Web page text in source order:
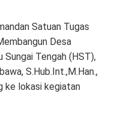
Satuan Tugas
Desa
Tengah (HST),
S.Hub.Int.,M.Han.,
ke lokasi kegiatan